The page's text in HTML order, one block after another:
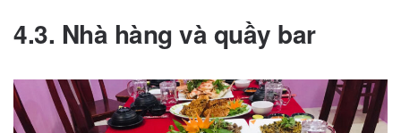
4.3. Nhà hàng và quầy bar